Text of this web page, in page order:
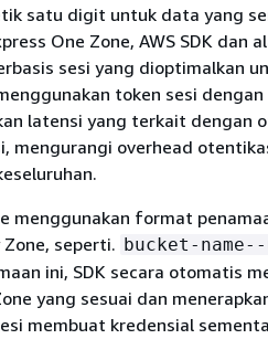
satu digit untuk data yang
One Zone, AWS SDK dan
sesi yang dioptimalkan
token sesi
latensi yang terkait dengan
mengurangi overhead
menggunakan format
seperti. bucket-
ini, SDK secara otomatis
yang sesuai dan
membuat kredensial